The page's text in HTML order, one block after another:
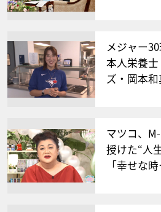
メジャー
本人栄養
ズ・岡本
マツコ、
授けた“人
「幸せな